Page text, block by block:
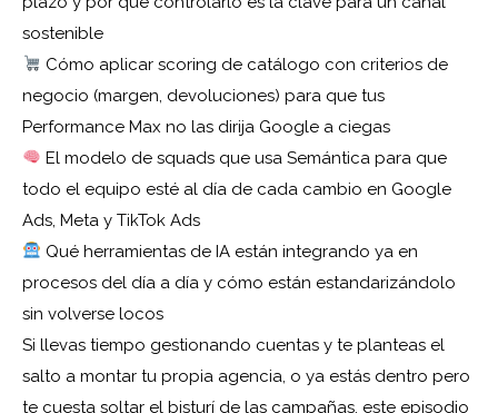
sostenible
Cómo aplicar scoring de catálogo con criterios de
negocio (margen, devoluciones) para que tus
Performance Max no las dirija Google a ciegas
El modelo de squads que usa Semántica para que
todo el equipo esté al día de cada cambio en Google
Ads, Meta y TikTok Ads
Qué herramientas de IA están integrando ya en
procesos del día a día y cómo están estandarizándolo
sin volverse locos
Si llevas tiempo gestionando cuentas y te planteas el
salto a montar tu propia agencia, o ya estás dentro pero
te cuesta soltar el bisturí de las campañas, este episodio